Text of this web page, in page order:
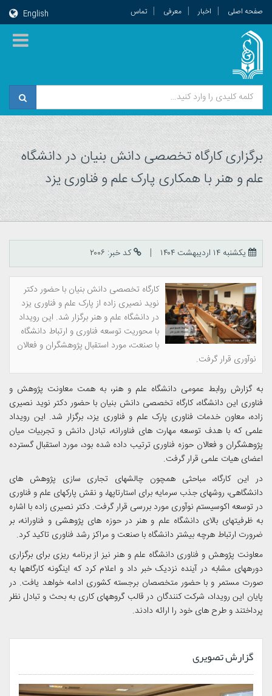
صفحه اصلی اخبار معرفی تماس English
برگزاری کارگاه تخصصی دانش بنیان در دانشگاه
علم و هنر با همکاری پارک علم و فناوری یزد
یکشنبه ۱۴ اردیبهشت ۱۴۰۴ کد خبر: ۲۰۰۶
کارگاه تخصصی دانش بنیان با حضور دکتر
نوید نصیری زاده از پارک علم و فناوری یزد
در دانشگاه علم و هنر برگزار شد. این رویداد
با محوریت توسعه فناوری و ارتباط دانشگاه
با صنعت، مورد استقبال پژوهشگران و فعالان
نوآوری قرار گرفت.
به گزارش روابط عمومی دانشگاه علم و هنر، به همت معاونت پژوهش و
فناوری این دانشگاه، کارگاه تخصصی دانش بنیان با حضور دکتر نوید نصیری
زاده، معاون خدمات فناوری پارک علم و فناوری یزد، برگزار شد. این رویداد
علمی که با هدف توسعه مهارت های فناورانه، تبادل دانش و تجربیات میان
پژوهشگران و فعالان حوزه فناوری ترتیب داده شده بود، مورد استقبال گسترده
اعضای هیات علمی قرار گرفت.
در این کارگاه، مباحثی همچون چالشهای تجاری سازی پژوهش های
دانشگاهی، روشهای جذب سرمایه برای استارتاپها، و نقش پارکهای علم و فناوری
در توسعه اکوسیستم نوآوری مورد بررسی قرار گرفت. دکتر نصیری زاده با اشاره
به ظرفیتهای بالای دانشگاه علم و هنر در حوزه های پژوهشی و فناورانه، بر
ضرورت ارتباط هرچه بیشتر دانشگاه با صنعت و مراکز رشد فناوری تاکید کرد.
معاونت پژوهش و فناوری دانشگاه علم و هنر نیز از برنامه ریزی برای برگزاری
دورههای مشابه در آینده نزدیک خبر داد و اعلام کرد که اینگونه کارگاهها به
صورت مستمر و با حضور متخصصان برجسته کشوری ادامه خواهد یافت. در
پایان این رویداد، شرکت کنندگان در قالب گروههای کاری به بحث و تبادل نظر
پرداختند و طرح های خود را ارائه دادند.
گزارش تصویری